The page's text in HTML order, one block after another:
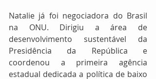
Natalie já foi negociadora do Brasil
na ONU. Dirigiu a área de
desenvolvimento sustentável da
Presidência da República e
coordenou a primeira agência
estadual dedicada a política de baixo